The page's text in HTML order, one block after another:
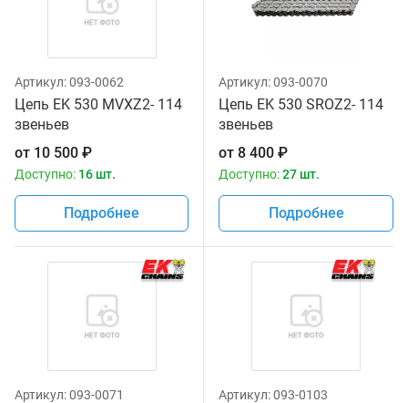
Артикул:093-0062
Цепь EK 530 MVXZ2- 114
звеньев
от 10 500 ₽
Доступно: 16 шт.
Подробнее
Артикул:093-0070
Цепь EK 530 SROZ2- 114
звеньев
от 8 400 ₽
Доступно:27 шт.
Подробнее
Артикул:093-0071 Артикул:093-0103